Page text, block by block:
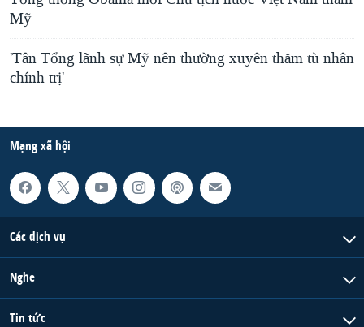
Mỹ
'Tân Tổng lãnh sự Mỹ nên thường xuyên thăm tù nhân
chính trị'
Mạng xã hội
Các dịch vụ
Nghe
Tin tức